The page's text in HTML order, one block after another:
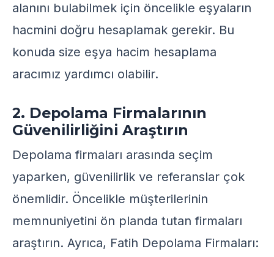
alanını bulabilmek için öncelikle eşyaların
hacmini doğru hesaplamak gerekir. Bu
konuda size eşya hacim hesaplama
aracımız yardımcı olabilir.
2. Depolama Firmalarının
Güvenilirliğini Araştırın
Depolama firmaları arasında seçim
yaparken, güvenilirlik ve referanslar çok
önemlidir. Öncelikle müşterilerinin
memnuniyetini ön planda tutan firmaları
araştırın. Ayrıca, Fatih Depolama Firmaları: